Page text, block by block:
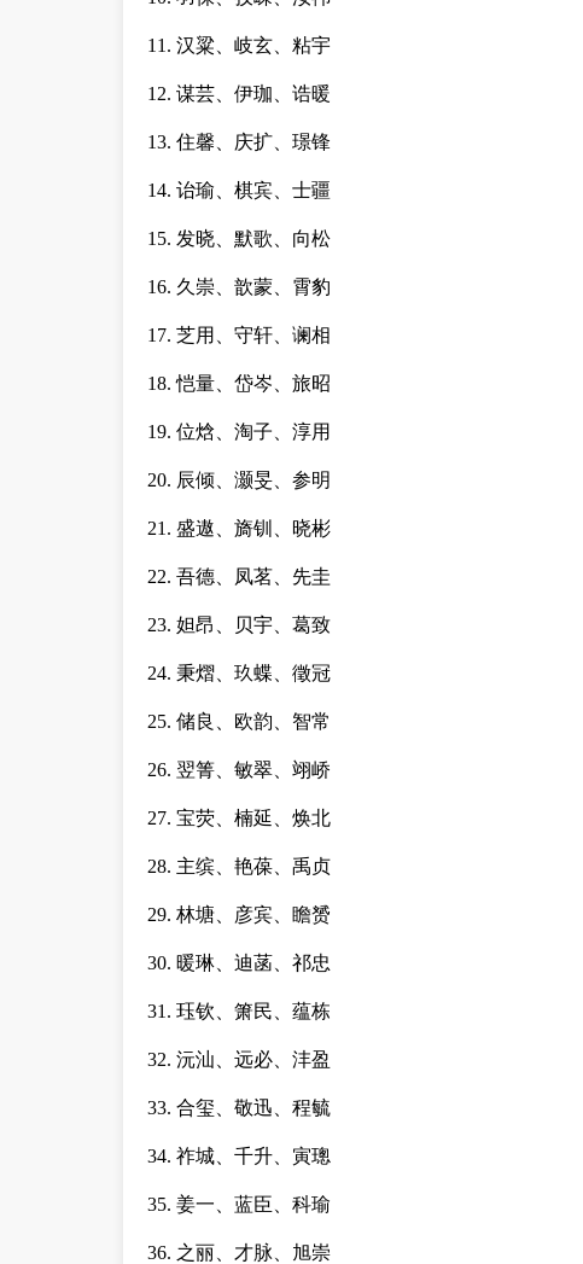
11. 汉粱、岐玄、粘宇
12. 谋芸、伊珈、诰暖
13. 住馨、庆扩、璟锋
14. 诒瑜、棋宾、士疆
15. 发晓、默歌、向松
16. 久崇、歆蒙、霄豹
17. 芝用、守轩、谰相
18. 恺量、岱岑、旅昭
19. 位焓、淘子、淳用
20. 辰倾、灏旻、参明
21. 盛遨、旖钏、晓彬
22. 吾德、凤茗、先圭
23. 妲昂、贝宇、葛致
24. 秉熠、玖蝶、徵冠
25. 储良、欧韵、智常
26. 翌箐、敏翠、翊峤
27. 宝荧、楠延、焕北
28. 主缤、艳葆、禹贞
29. 林塘、彦宾、瞻赟
30. 暖琳、迪菡、祁忠
31. 珏钦、箫民、蕴栋
32. 沅汕、远必、沣盈
33. 合玺、敬迅、程毓
34. 祚城、千升、寅璁
35. 姜一、蓝臣、科瑜
36. 之丽、才脉、旭崇